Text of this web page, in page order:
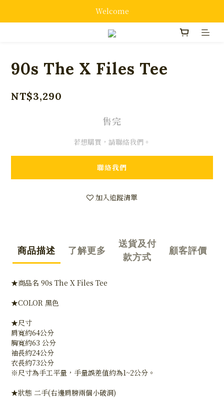
Welcome
90s The X Files Tee
NT$3,290
售完
若想購買，請聯絡我們。
聯絡我們
加入追蹤清單
商品描述 了解更多
送貨及付
款方式
顧客評價
★商品名 90s The X Files Tee
★COLOR 黑色
★尺寸
肩寬約64公分
胸寬約63 公分
袖長約24公分
衣長約73公分
※尺寸為手工平量，手量誤差值約為1~2公分。
★狀態 二手(右邊肩膀兩個小破洞)